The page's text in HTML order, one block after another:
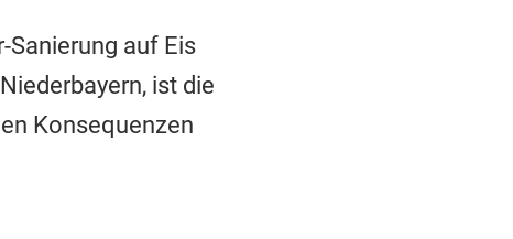
Sanierung auf Eis
ist die
Konsequenzen